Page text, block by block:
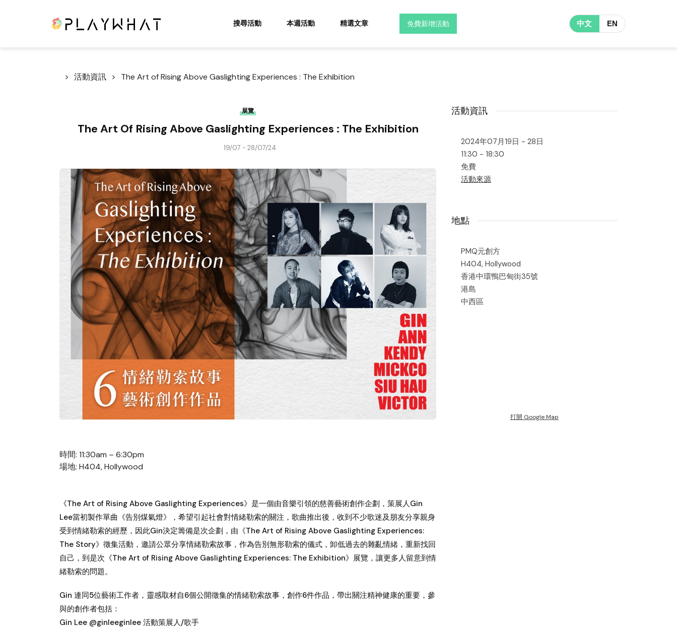
搜尋活動 本週活動 精選文章 免費新增活動 中文 EN
活動資訊 The Art of Rising Above Gaslighting Experiences : The Exhibition
展覽
The Art Of Rising Above Gaslighting Experiences : The Exhibition
19/07 - 28/07/24
時間: 11:30am – 6:30pm
場地: H404, Hollywood
《The Art of Rising Above Gaslighting Experiences》是一個由音樂引領的慈善藝術創作企劃，策展人Gin
Lee當初製作單曲《告別煤氣燈》，希望引起社會對情緒勒索的關注，歌曲推出後，收到不少歌迷及朋友分享親身
受到情緒勒索的經歷，因此Gin決定籌備是次企劃，由《The Art of Rising Above Gaslighting Experiences:
The Story》徵集活動，邀請公眾分享情緒勒索故事，作為告別無形勒索的儀式，卸低過去的雜亂情緒，重新找回
自己，到是次《The Art of Rising Above Gaslighting Experiences: The Exhibition》展覽，讓更多人留意到情
緒勒索的問題。
Gin 連同5位藝術工作者，靈感取材自6個公開徵集的情緒勒索故事，創作6件作品，帶出關注精神健康的重要，參
與的創作者包括：
Gin Lee @ginleeginlee 活動策展人/歌手
活動資訊
2024年07月19日 - 28日
11:30 - 18:30
免費
活動來源
地點
PMQ元創方
H404, Hollywood
香港中環鴨巴甸街35號
港島
中西區
打開 Google Map